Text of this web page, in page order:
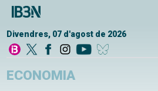
Divendres, 07 d'agost de 2026
ECONOMIA